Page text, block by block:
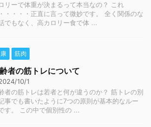
リーで体重が決まるって本当なの？ これ
・・・・正直に言って微妙です。 全く関係のな
でもなく、高カロリー食で体 ...
筋肉
者の筋トレについて
10/1
者の筋トレは若者と何が違うのか？ 筋トレの別
事でも書いたように7つの原則が基本的なルー
す。 この中で個別性の ...